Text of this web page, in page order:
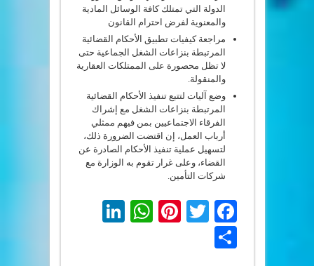
الدولة التي تمتلك كافة الوسائل المادية
والمعنوية لفرض احترام القانون
مراجعة كيفيات تطبيق الأحكام القضائية
المرتبطة بنزاعات الشغل الجماعية حتى
لا تظل محصورة على الممتلكات ﺍﻟﻌﻘﺎﺭﻳﺔ
ﻭﺍﻟﻤﻨﻘﻮﻟﺔ.
وضع آليات لتتبع تنفيذ الأحكام القضائية
المرتبطة بنزاعات الشغل مع إشراك
الفرقاء الاجتماعيين بمن فيهم ممثلي
أرباب العمل، إن اقتضت الضرورة ذلك،
لتسهيل عملية تنفيذ الأحكام الصادرة عن
القضاء، وعلى غرار تقوم به الوزارة مع
شركات التأمين.
Facebook
Twitter
Pinterest
WhatsApp